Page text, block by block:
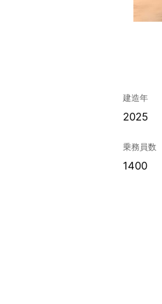
建造年
2025
乗務員数
1400